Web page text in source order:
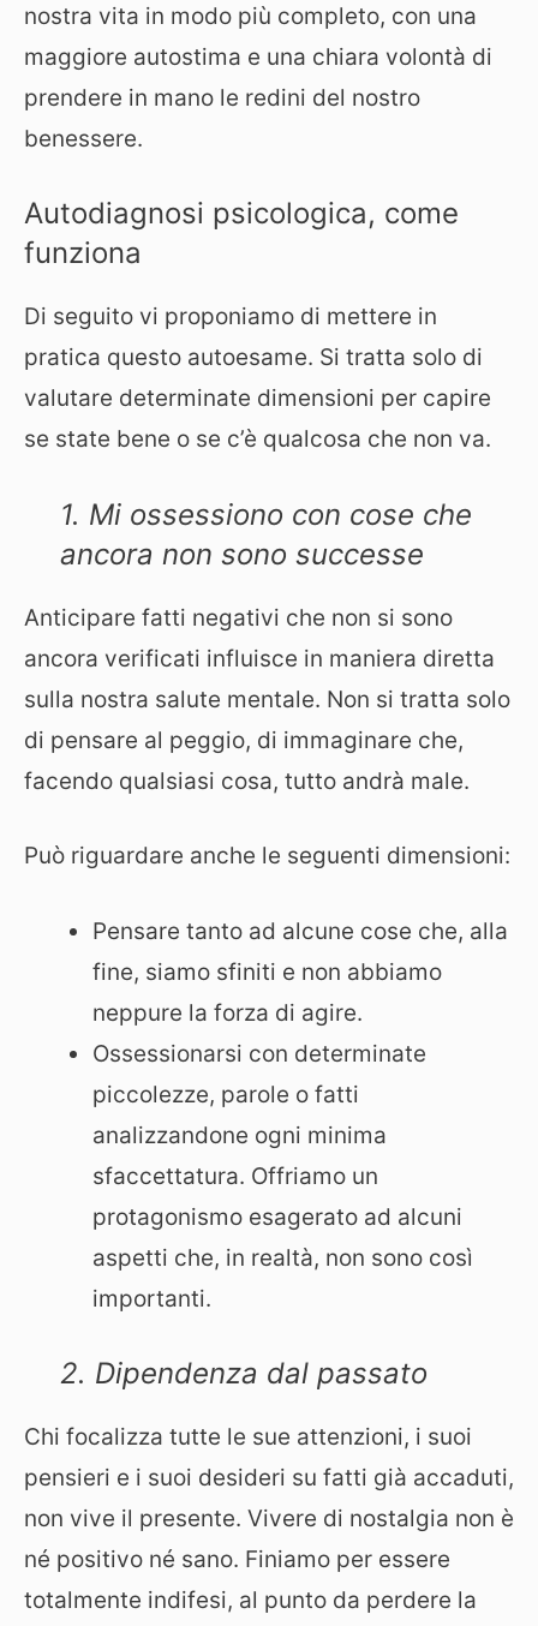
nostra vita in modo più completo, con una
maggiore autostima e una chiara volontà di
prendere in mano le redini del nostro
benessere.
Autodiagnosi psicologica, come
funziona
Di seguito vi proponiamo di mettere in
pratica questo autoesame. Si tratta solo di
valutare determinate dimensioni per capire
se state bene o se c’è qualcosa che non va.
1. Mi ossessiono con cose che
ancora non sono successe
Anticipare fatti negativi che non si sono
ancora verificati influisce in maniera diretta
sulla nostra salute mentale. Non si tratta solo
di pensare al peggio, di immaginare che,
facendo qualsiasi cosa, tutto andrà male.
Può riguardare anche le seguenti dimensioni:
Pensare tanto ad alcune cose che, alla
fine, siamo sfiniti e non abbiamo
neppure la forza di agire.
Ossessionarsi con determinate
piccolezze, parole o fatti
analizzandone ogni minima
sfaccettatura. Offriamo un
protagonismo esagerato ad alcuni
aspetti che, in realtà, non sono così
importanti.
2. Dipendenza dal passato
Chi focalizza tutte le sue attenzioni, i suoi
pensieri e i suoi desideri su fatti già accaduti,
non vive il presente. Vivere di nostalgia non è
né positivo né sano. Finiamo per essere
totalmente indifesi, al punto da perdere la